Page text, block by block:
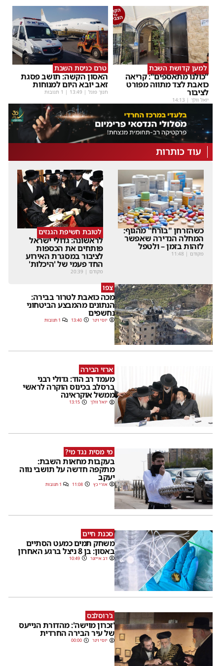
למען קדושת השבת
"כולנו מתאספים": קריאה
כואבת לצד מתווה מפורט
לציבור
יואל וולך |
14:13
טרם כניסת השבת
האסון הקשה: תושב פסגת
זאב יובא היום למנוחות
חנוך פוגל |
13:49 | 1 תגובות
עוד כותרות
כשהזרחן "בורח" מהגוף:
המחלה הנדירה שאפשר
לזהות בזמן – ולטפל
מקודם |
11:48
לטובת חשיפת הגנזים
לראשונה: גדולי ישראל
פותחים את הכספות
לציבור במסגרת האירוע
החד פעמי של 'היכלות'
מקודם |
20:39
צפו
מכה כואבת לטרור בבירה:
הנתונים מהמבצע הביטחוני
נחשפים
יוסי וינר 13:40 1 תגובות
ארזי הבירה
מעמד רב הוד: גדולי רבני
ברסלב בכינוס הוקרה לראשי
ממשל אוקראינה
יואל וולך 13:15
מי מסית נגד מי?
בעקבות מחאות השבת:
מתקפה חדשה על תושבי נווה
יעקב
אורי כץ 11:08 1 תגובות
סכנת חיים
משחק תמים כמעט הסתיים
באסון: בן 8 ניצל ברגע האחרון
דב אייזנר 10:49
ג'רוסלבס
'זכרון מוישה': מהדורת הנייעס
של עיר הבירה החרדית
יוסי וינר 00:00